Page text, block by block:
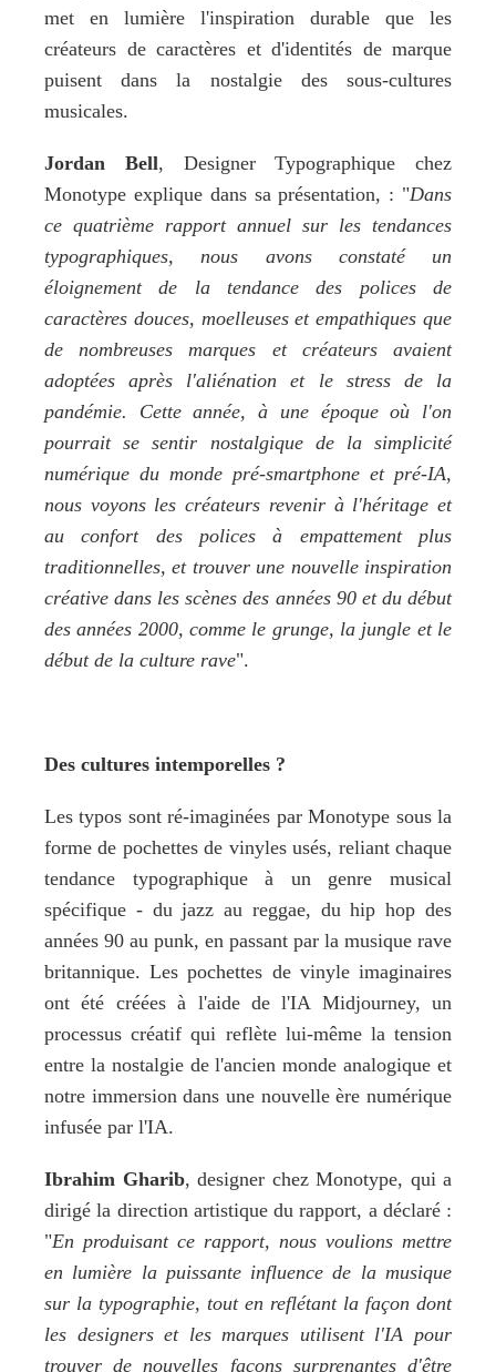
met en lumière l'inspiration durable que les
créateurs de caractères et d'identités de marque
puisent dans la nostalgie des sous-cultures
musicales.
Jordan Bell, Designer Typographique chez
Monotype explique dans sa présentation, : "Dans
ce quatrième rapport annuel sur les tendances
typographiques, nous avons constaté un
éloignement de la tendance des polices de
caractères douces, moelleuses et empathiques que
de nombreuses marques et créateurs avaient
adoptées après l'aliénation et le stress de la
pandémie. Cette année, à une époque où l'on
pourrait se sentir nostalgique de la simplicité
numérique du monde pré-smartphone et pré-IA,
nous voyons les créateurs revenir à l'héritage et
au confort des polices à empattement plus
traditionnelles, et trouver une nouvelle inspiration
créative dans les scènes des années 90 et du début
des années 2000, comme le grunge, la jungle et le
début de la culture rave".
Des cultures intemporelles ?
Les typos sont ré-imaginées par Monotype sous la
forme de pochettes de vinyles usés, reliant chaque
tendance typographique à un genre musical
spécifique - du jazz au reggae, du hip hop des
années 90 au punk, en passant par la musique rave
britannique. Les pochettes de vinyle imaginaires
ont été créées à l'aide de l'IA Midjourney, un
processus créatif qui reflète lui-même la tension
entre la nostalgie de l'ancien monde analogique et
notre immersion dans une nouvelle ère numérique
infusée par l'IA.
Ibrahim Gharib, designer chez Monotype, qui a
dirigé la direction artistique du rapport, a déclaré :
"En produisant ce rapport, nous voulions mettre
en lumière la puissante influence de la musique
sur la typographie, tout en reflétant la façon dont
les designers et les marques utilisent l'IA pour
trouver de nouvelles façons surprenantes d'être